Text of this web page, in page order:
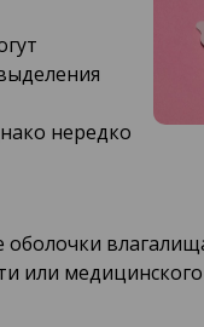
нередко
или